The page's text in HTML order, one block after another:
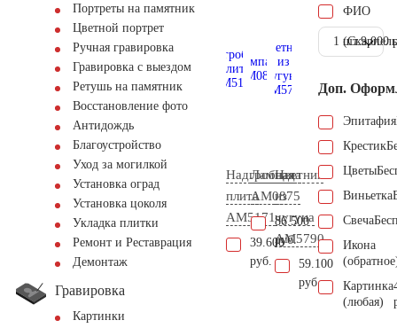
Портреты на памятник
Цветной портрет
Ручная гравировка
Гравировка с выездом
Ретушь на памятник
Восстановление фото
Антидождь
Благоустройство
Уход за могилкой
Установка оград
Установка цоколя
Укладка плитки
Ремонт и Реставрация
Демонтаж
Гравировка
Картинки
Надгробная
плита
AM5171
39.600
руб.
Лампада
AM0875
86.500
руб.
Цветник
из
чугуна
AM5790
59.100
руб.
ФИО
1 шт.9.000
Доп.
Эпитафия
Крестик
Цветы
Виньетка
Свеча
Икона
Картинка
(любая)